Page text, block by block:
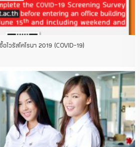
อไวรัสโคโรนา 2019 (COVID-19)